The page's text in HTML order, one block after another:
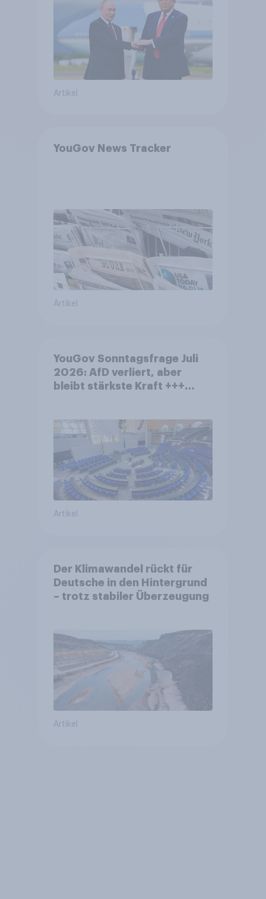
Bedrohungen und Bündnisse
bewerten
Artikel
YouGov News Tracker
Artikel
YouGov Sonntagsfrage Juli
2026: AfD verliert, aber
bleibt stärkste Kraft +++
Artikel
Der Klimawandel rückt für
Deutsche in den Hintergrund
– trotz stabiler Überzeugung
Artikel